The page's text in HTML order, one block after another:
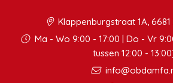
Klappenburgstraat 1A, 6681
Ma - Wo 9:00 - 17:00 | Do - Vr
tussen 12:00 -